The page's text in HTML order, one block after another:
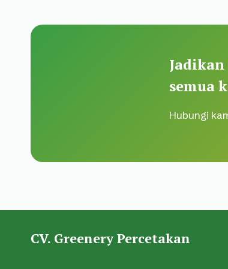
semua
Hubungi
CV. Greenery Percetakan